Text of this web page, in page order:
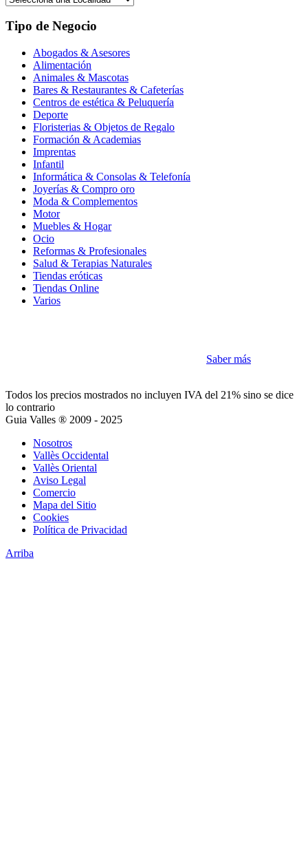
Tipo de Negocio
Abogados & Asesores
Alimentación
Animales & Mascotas
Bares & Restaurantes & Cafeterías
Centros de estética & Peluquería
Deporte
Floristerias & Objetos de Regalo
Formación & Academias
Imprentas
Infantil
Informática & Consolas & Telefonía
Joyerías & Compro oro
Moda & Complementos
Motor
Muebles & Hogar
Ocio
Reformas & Profesionales
Salud & Terapias Naturales
Tiendas eróticas
Tiendas Online
Varios
Saber más
Todos los precios mostrados no incluyen IVA del 21% sino se dice
lo contrario
Guia Valles ® 2009 - 2025
Nosotros
Vallès Occidental
Vallès Oriental
Aviso Legal
Comercio
Mapa del Sitio
Cookies
Política de Privacidad
Arriba